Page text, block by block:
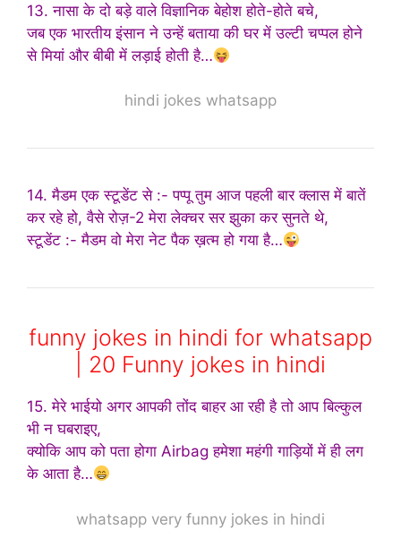
13. नासा के दो बड़े वाले विज्ञानिक बेहोश होते-होते बचे,
जब एक भारतीय इंसान ने उन्हें बताया की घर में उल्टी चप्पल होने
से मियां और बीबी में लड़ाई होती है…
hindi jokes whatsapp
14. मैडम एक स्टूडेंट से :- पप्पू तुम आज पहली बार क्लास में बातें
कर रहे हो, वैसे रोज़-2 मेरा लेक्चर सर झुका कर सुनते थे,
स्टूडेंट :- मैडम वो मेरा नेट पैक ख़त्म हो गया है…
funny jokes in hindi for whatsapp
| 20 Funny jokes in hindi
15. मेरे भाईयो अगर आपकी तोंद बाहर आ रही है तो आप बिल्कुल
भी न घबराइए,
क्योकि आप को पता होगा Airbag हमेशा महंगी गाड़ियों में ही लग
के आता है…
whatsapp very funny jokes in hindi